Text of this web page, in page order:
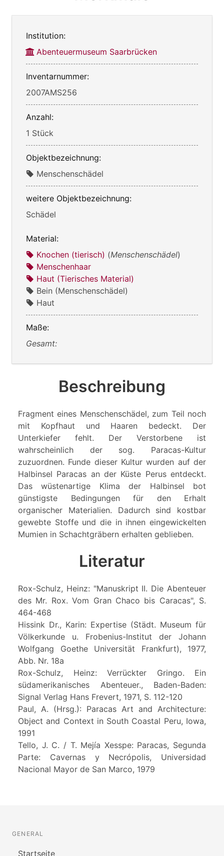
Institution:
Abenteuermuseum Saarbrücken
Inventarnummer:
2007AMS256
Anzahl:
1 Stück
Objektbezeichnung:
Menschenschädel
weitere Objektbezeichnung:
Schädel
Material:
Knochen (tierisch) (Menschenschädel)
Menschenhaar
Haut (Tierisches Material)
Bein (Menschenschädel)
Haut
Maße:
Gesamt:
Beschreibung
Fragment eines Menschenschädel, zum Teil noch
mit Kopfhaut und Haaren bedeckt. Der
Unterkiefer fehlt. Der Verstorbene ist
wahrscheinlich der sog. Paracas-Kultur
zuzuordnen. Funde dieser Kultur wurden auf der
Halbinsel Paracas an der Küste Perus entdeckt.
Das wüstenartige Klima der Halbinsel bot
günstigste Bedingungen für den Erhalt
organischer Materialien. Dadurch sind kostbar
gewebte Stoffe und die in ihnen eingewickelten
Mumien in Schachtgräbern erhalten geblieben.
Literatur
Rox-Schulz, Heinz: "Manuskript II. Die Abenteuer
des Mr. Rox. Vom Gran Chaco bis Caracas", S.
464-468
Hissink Dr., Karin: Expertise (Städt. Museum für
Völkerkunde u. Frobenius-Institut der Johann
Wolfgang Goethe Universität Frankfurt), 1977,
Abb. Nr. 18a
Rox-Schulz, Heinz: Verrückter Gringo. Ein
südamerikanisches Abenteuer., Baden-Baden:
Signal Verlag Hans Frevert, 1971, S. 112-120
Paul, A. (Hrsg.): Paracas Art and Architecture:
Object and Context in South Coastal Peru, Iowa,
1991
Tello, J. C. / T. Mejía Xesspe: Paracas, Segunda
Parte: Cavernas y Necrópolis, Universidad
Nacional Mayor de San Marco, 1979
GENERAL
Startseite